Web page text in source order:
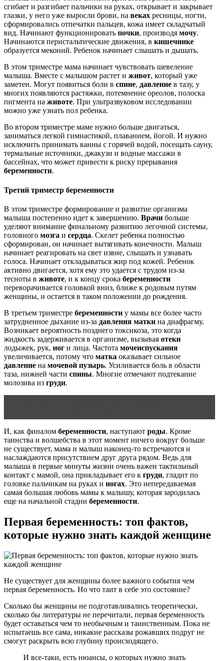
сгибает и разгибает пальчики на руках, открывает и закрывает
глазки, у него уже выросли брови, на веках ресницы, ногти,
сформировались отпечатки пальцев, кожа имеет складчатый
вид. Начинают функционировать почки, производя мочу.
Начинаются перистальтические движения, в кишечнике
образуется меконий. Ребенок начинает слышать и дышать.
В этом триместре мама начинает чувствовать шевеление
малыша. Вместе с малышом растет и живот, который уже
заметен. Могут появиться боли в спине, давление в тазу, у
многих появляются растяжки, потемнение ореолов, полоска
пигмента на животе. При ультразвуковом исследовании
можно уже узнать пол ребенка.
Во втором триместре маме нужно больше двигаться,
заниматься легкой гимнастикой, плаванием, йогой. И нужно
исключить принимать ванны с горячей водой, посещать сауну,
термальные источники, джакузи и водные массажи в
бассейнах, что может привести к риску прерывания
беременности.
Третий триместр беременности
В этом триместре формирование и развитие организма
малыша постепенно идет к завершению. Врачи больше
уделяют внимание финальному развитию легочной системы,
головного мозга и сердца. Скелет ребенка полностью
сформирован, он начинает вытягивать конечности. Малыш
начинает реагировать на свет извне, слышать и узнавать
голоса. Начинает откладываться жир под кожей. Ребенок
активно двигается, хотя ему это удается с трудом из-за
тесноты в животе, и к концу срока беременности
переворачивается головкой вниз, ближе к родовым путям
женщины, и остается в таком положении до рождения.
В третьем триместре беременности у мамы все более часто
затрудненное дыхание из-за давления матки на диафрагму.
Возникает вероятность позднего токсикоза, это когда
жидкость задерживается в организме, вызывая отеки
лодыжек, рук, ног и лица. Частота мочеиспускания
увеличивается, потому что матка оказывает сильное
давление на мочевой пузырь. Усиливается боль в области
таза, нижней части спины. Многие отмечают подтекание
молозива из груди.
И, как финалом беременности, наступают роды. Кроме
таинства и волшебства в этот момент ничего вокруг больше
не существует, мама и малыш наконец-то встречаются и
наслаждаются присутствием друг друга рядом. Ведь для
малыша в первые минуты жизни очень важен тактильный
контакт с мамой, она прикладывает его к груди, гладит по
головке пальчикам на руках и ногах. Это непередаваемая
самая большая любовь мамы к малышу, которая зародилась
еще на начальной стадии беременности.
Первая беременность: топ фактов,
которые нужно знать каждой женщине
Не существует для женщины более важного события чем
первая беременность. Но что таит в себе это состояние?
Сколько бы женщины не подготавливались теоретически,
сколько бы литературы не перечитали, первая беременность
будет оставаться чем то необычным и таинственным. Пока не
испытаешь все сама, никакие рассказы рожавших подруг не
смогут раскрыть всю глубину происходящего.
И все-таки, есть нюансы, о которых нужно знать